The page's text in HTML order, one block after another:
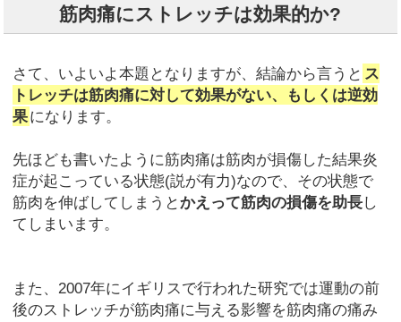
筋肉痛にストレッチは効果的か?
さて、いよいよ本題となりますが、結論から言うと ス
トレッチは筋肉痛に対して効果がない、もしくは逆効
果になります。
先ほども書いたように筋肉痛は筋肉が損傷した結果炎
症が起こっている状態(説が有力)なので、その状態で
筋肉を伸ばしてしまうとかえって筋肉の損傷を助長し
てしまいます。
また、2007年にイギリスで行われた研究では運動の前
後のストレッチが筋肉痛に与える影響を筋肉痛の痛み